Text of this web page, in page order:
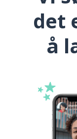
det
å